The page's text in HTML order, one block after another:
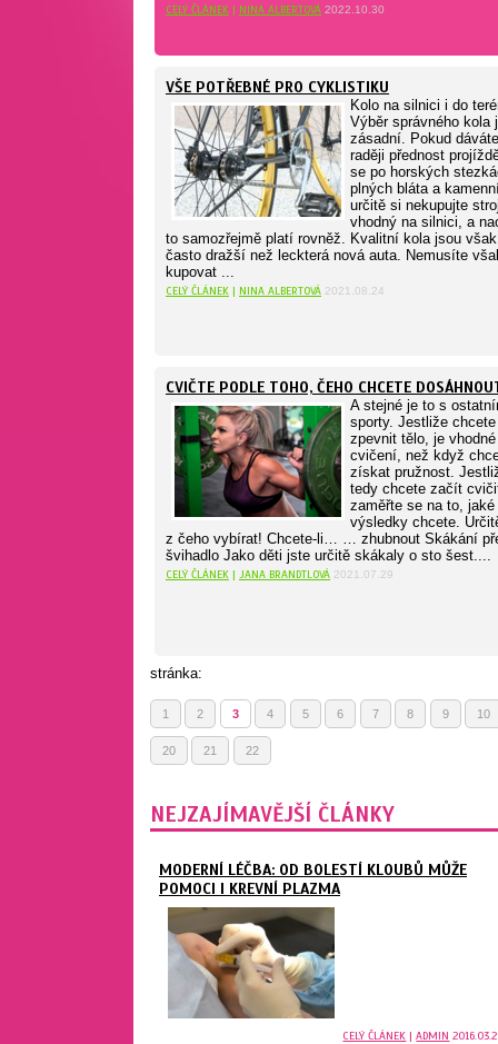
CELÝ ČLÁNEK | NINA ALBERTOVÁ 2022.10.30
VŠE POTŘEBNÉ PRO CYKLISTIKU
Kolo na silnici i do
Výběr správného kola
zásadní. Pokud dáváte
raději přednost
se po horských
plných bláta a
určitě si nekupujte
vhodný na silnici, a
to samozřejmě platí rovněž. Kvalitní kola jsou však
často dražší než leckterá nová auta. Nemusíte
kupovat ...
CELÝ ČLÁNEK | NINA ALBERTOVÁ 2021.08.24
CVIČTE PODLE TOHO, ČEHO CHCETE
A stejné je to s
sporty. Jestliže chcete
zpevnit tělo, je
cvičení, než když
získat pružnost.
tedy chcete začít
zaměřte se na to, jaké
výsledky chcete.
z čeho vybírat! Chcete-li… … zhubnout Skákání
švihadlo Jako děti jste určitě skákaly o sto šest....
CELÝ ČLÁNEK | JANA BRANDTLOVÁ 2021.07.29
stránka:
1 2 3 4 5 6 7 8 9 10
20 21 22
NEJZAJÍMAVĚJŠÍ ČLÁNKY
MODERNÍ LÉČBA: OD BOLESTÍ KLOUBŮ MŮŽE
POMOCI I KREVNÍ PLAZMA
CELÝ ČLÁNEK |ADMIN